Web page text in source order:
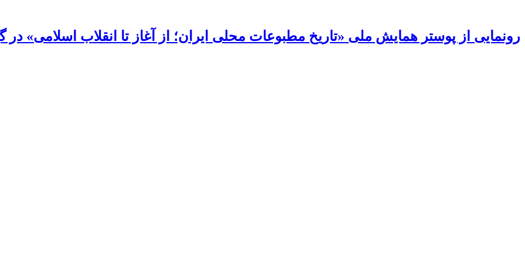
رونمایی از پوستر همایش ملی «تاریخ مطبوعات محلی ایران؛ از آغاز تا انقلاب اسلامی» در